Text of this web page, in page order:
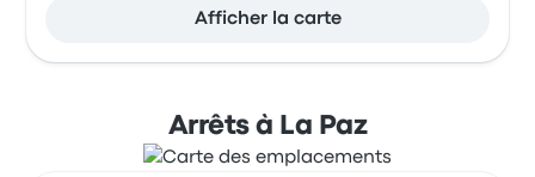
Afficher la carte
Arrêts à La Paz